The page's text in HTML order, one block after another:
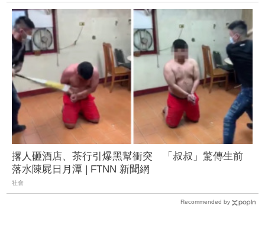
撂人砸酒店、茶行引爆黑幫衝突 「叔叔」驚傳生前
落水陳屍日月潭 | FTNN 新聞網
社會
Recommended by